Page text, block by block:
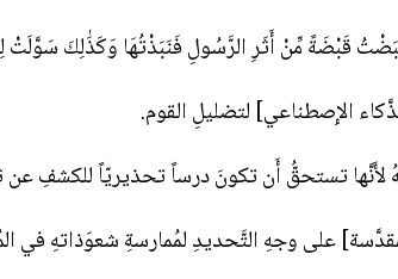
قَبْضَةً مِّنْ أَثَرِ الرَّسُولِ فَنَبَذْتُهَا وَكَذَٰلِكَ
الإِصطناعي] لتضليلِ القوم.
لأَنَّها تستحقُّ أَن تكونَ درساً تحذيريّاً للكشفِ عن